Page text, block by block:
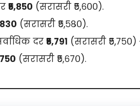
₹५,८५० (सरासरी ₹५,६००).
(सरासरी ₹५,५८०).
दर ₹५,७९१ (सरासरी ₹५,७५०)
(सरासरी ₹५,६७०).